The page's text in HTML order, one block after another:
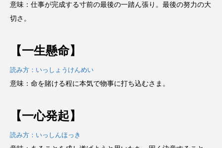
意味：仕事が完成する寸前の最後の一踏ん張り。最後の努力の大
切さ。
【一生懸命】
読み方：いっしょうけんめい
意味：命を賭ける程に本気で物事に打ち込むさま。
【一心発起】
読み方：いっしんほっき